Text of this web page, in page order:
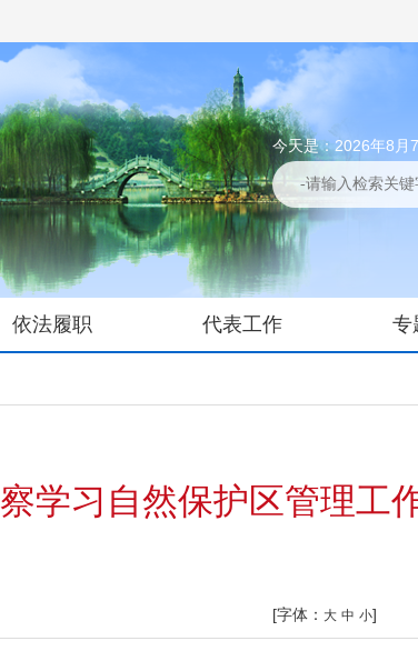
今天是：2026年8月
依法履职 代表工作 专
学习自然保护区管理工
[字体： 大 中 小]